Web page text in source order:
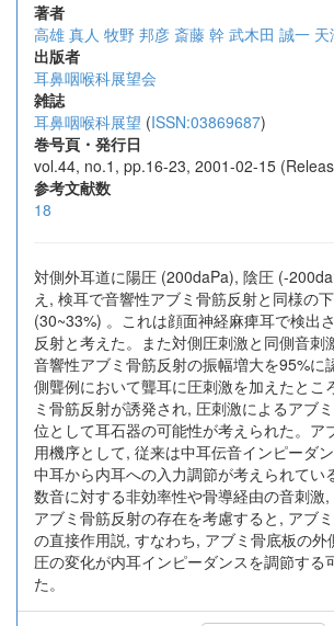
著者
高雄 真人 牧野 邦彦 斎藤 幹 武木田 誠一 天
出版者
耳鼻咽喉科展望会
雑誌
耳鼻咽喉科展望 (ISSN:03869687)
巻号頁・発行日
vol.44, no.1, pp.16-23, 2001-02-15
参考文献数
18
対側外耳道に陽圧 (200daPa), 陰圧 (-
え, 検耳で音響性アブミ骨筋反射と同様の
(30~33%) 。これは顔面神経麻痺耳で検出
反射と考えた。また対側圧刺激と同側音刺
音響性アブミ骨筋反射の振幅増大を95%に
側聾例において聾耳に圧刺激を加えたとこ
ミ骨筋反射が誘発され, 圧刺激によるアブ
位として耳石器の可能性が考えられた。ア
用機序として, 従来は中耳伝音インピーダ
中耳から内耳への入力調節が考えられてい
数音に対する非効率性や骨導経由の音刺激
アブミ骨筋反射の存在を考慮すると, アブ
の直接作用説, すなわち, アブミ骨底板の外
圧の変化が内耳インピーダンスを調節する
た。